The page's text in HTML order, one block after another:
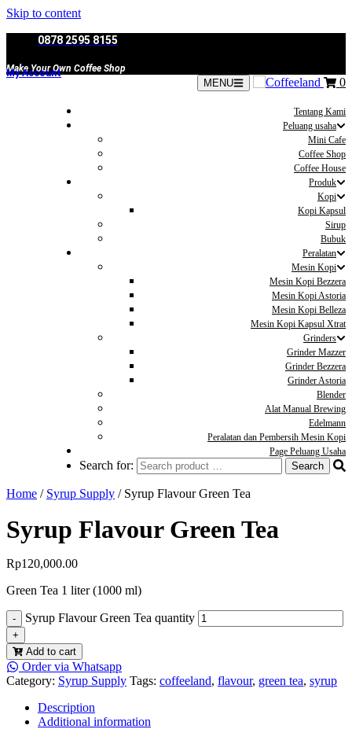
Skip to content
0878 2595 8155
Make Your Own Coffee Shop
My Account
MENU 0
Tentang Kami
Peluang usaha
Mini Cafe
Coffee Shop
Coffee House
Produk
Kopi
Kopi Kapsul
Sirup
Bubuk
Peralatan
Mesin Kopi
Mesin Kopi Bezzera
Mesin Kopi Astoria
Mesin Kopi Belleza
Mesin Kopi Kapsul Xtrat
Grinders
Grinder Mazzer
Grinder Bezzera
Grinder Astoria
Blender
Alat Manual Brewing
Edelmann
Peralatan dan Pembersih Mesin Kopi
Page Peluang Usaha
Search for:
Home / Syrup Supply / Syrup Flavour Green Tea
Syrup Flavour Green Tea
Rp120,000.00
Green Tea 1 liter (1000 ml)
Syrup Flavour Green Tea quantity
Add to cart
Order via Whatsapp
Category: Syrup Supply Tags: coffeeland, flavour, green tea, syrup
Description
Additional information